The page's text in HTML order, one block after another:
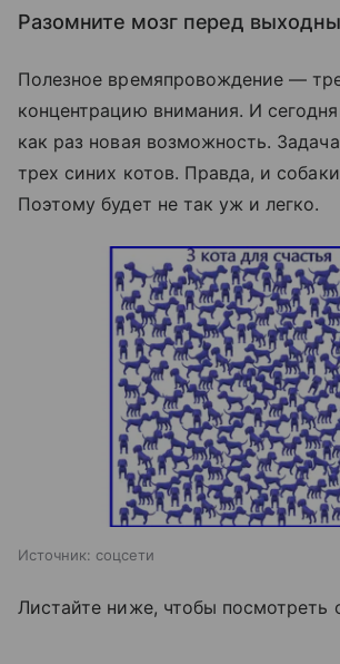
Разомните мозг перед
Полезное времяпровождение —
концентрацию внимания. И
как раз новая возможность.
трех синих котов. Правда, и
Поэтому будет не так уж и легко.
Источник: соцсети
Листайте ниже, чтобы посмотреть